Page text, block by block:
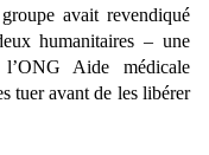
avait revendiqué
humanitaires – une
Aide médicale
tuer avant de les libérer